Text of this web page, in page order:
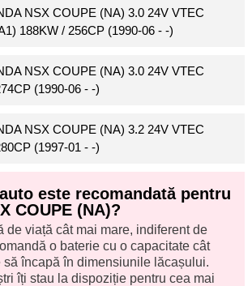
NSX COUPE (NA) 3.0 24V VTEC
188KW / 256CP (1990-06 - -)
NSX COUPE (NA) 3.0 24V VTEC
(1990-06 - -)
NSX COUPE (NA) 3.2 24V VTEC
(1997-01 - -)
este recomandată pentru
COUPE (NA)?
de viață cât mai mare, indiferent de
o baterie cu o capacitate cât
să încapă în dimensiunile lăcașului.
îți stau la dispoziție pentru cea mai